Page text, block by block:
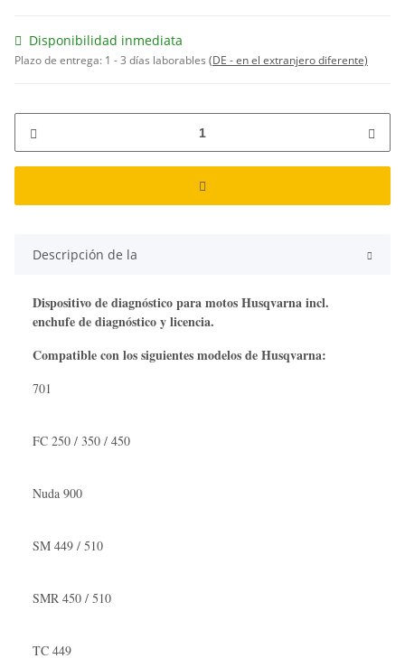
Disponibilidad inmediata
Plazo de entrega: 1 - 3 días laborables (DE - en el extranjero diferente)
Descripción de la
Dispositivo de diagnóstico para motos Husqvarna incl.
enchufe de diagnóstico y licencia.
Compatible con los siguientes modelos de Husqvarna:
701
FC 250 / 350 / 450
Nuda 900
SM 449 / 510
SMR 450 / 510
TC 449